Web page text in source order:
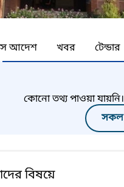
আদেশ খবর টেন্ডার
সকল
কোনো তথ্য পাওয়া যায়নি।
বিষয়ে